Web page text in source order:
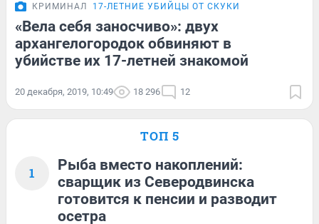
КРИМИНАЛ 17-ЛЕТНИЕ УБИЙЦЫ ОТ СКУКИ
«Вела себя заносчиво»: двух
архангелогородок обвиняют в
убийстве их 17-летней знакомой
20 декабря, 2019, 10:49 18 296 12
ТОП 5
1
Рыба вместо накоплений:
сварщик из Северодвинска
готовится к пенсии и разводит
осетра